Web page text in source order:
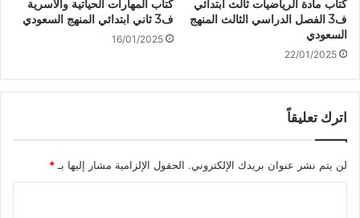
كتاب مادة الرياضيات ثالث ابتدائي
ف3 الفصل الدراسي الثالث المنهج
السعودي
22/01/2025
كتاب المهارات الحياتية والأسرية
ف3 ثاني ابتدائي المنهج السعودي
16/01/2025
اترك تعليقاً
لن يتم نشر عنوان بريدك الإلكتروني. الحقول الإلزامية مشار إليها بـ*